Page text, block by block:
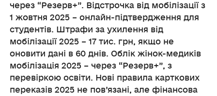
через “Резерв+”. Відстрочка від мобілізації з
1 жовтня 2025 – онлайн-підтвердження для
студентів. Штрафи за ухилення від
мобілізації 2025 – 17 тис. грн, якщо не
оновити дані в 60 днів. Облік жінок-медиків
мобілізація 2025 – через “Резерв+”, з
перевіркою освіти. Нові правила карткових
переказів 2025 не пов’язані, але фінансова